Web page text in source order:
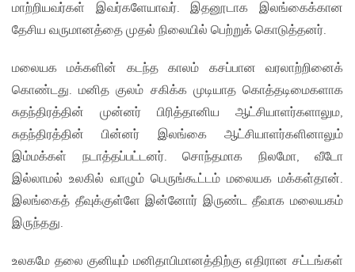
மாற்றியவர்கள் இவர்களேயாவர். இதனூடாக இலங்கைக்கான
தேசிய வருமானத்தை முதல் நிலையில் பெற்றுக் கொடுத்தனர்.
மலையக மக்களின் கடந்த காலம் கசப்பான வரலாற்றினைக்
கொண்டது. மனித குலம் சகிக்க முடியாத கொத்தடிமைகளாக
சுதந்திரத்தின் முன்னர் பிரித்தானிய ஆட்சியாளர்களாலும,
சுதந்திரத்தின் பின்னர் இலங்கை ஆட்சியாளர்களினாலும்
இம்மக்கள் நடாத்தப்பட்டனர். சொந்தமாக நிலமோ, வீடோ
இல்லாமல் உலகில் வாழும் பெருங்கூட்டம் மலையக மக்கள்தான்.
இலங்கைத் தீவுக்குள்ளே இன்னோர் இருண்ட தீவாக மலையகம்
இருந்தது.
உலகமே தலை குனியும் மனிதாபிமானத்திற்கு எதிரான சட்டங்கள்